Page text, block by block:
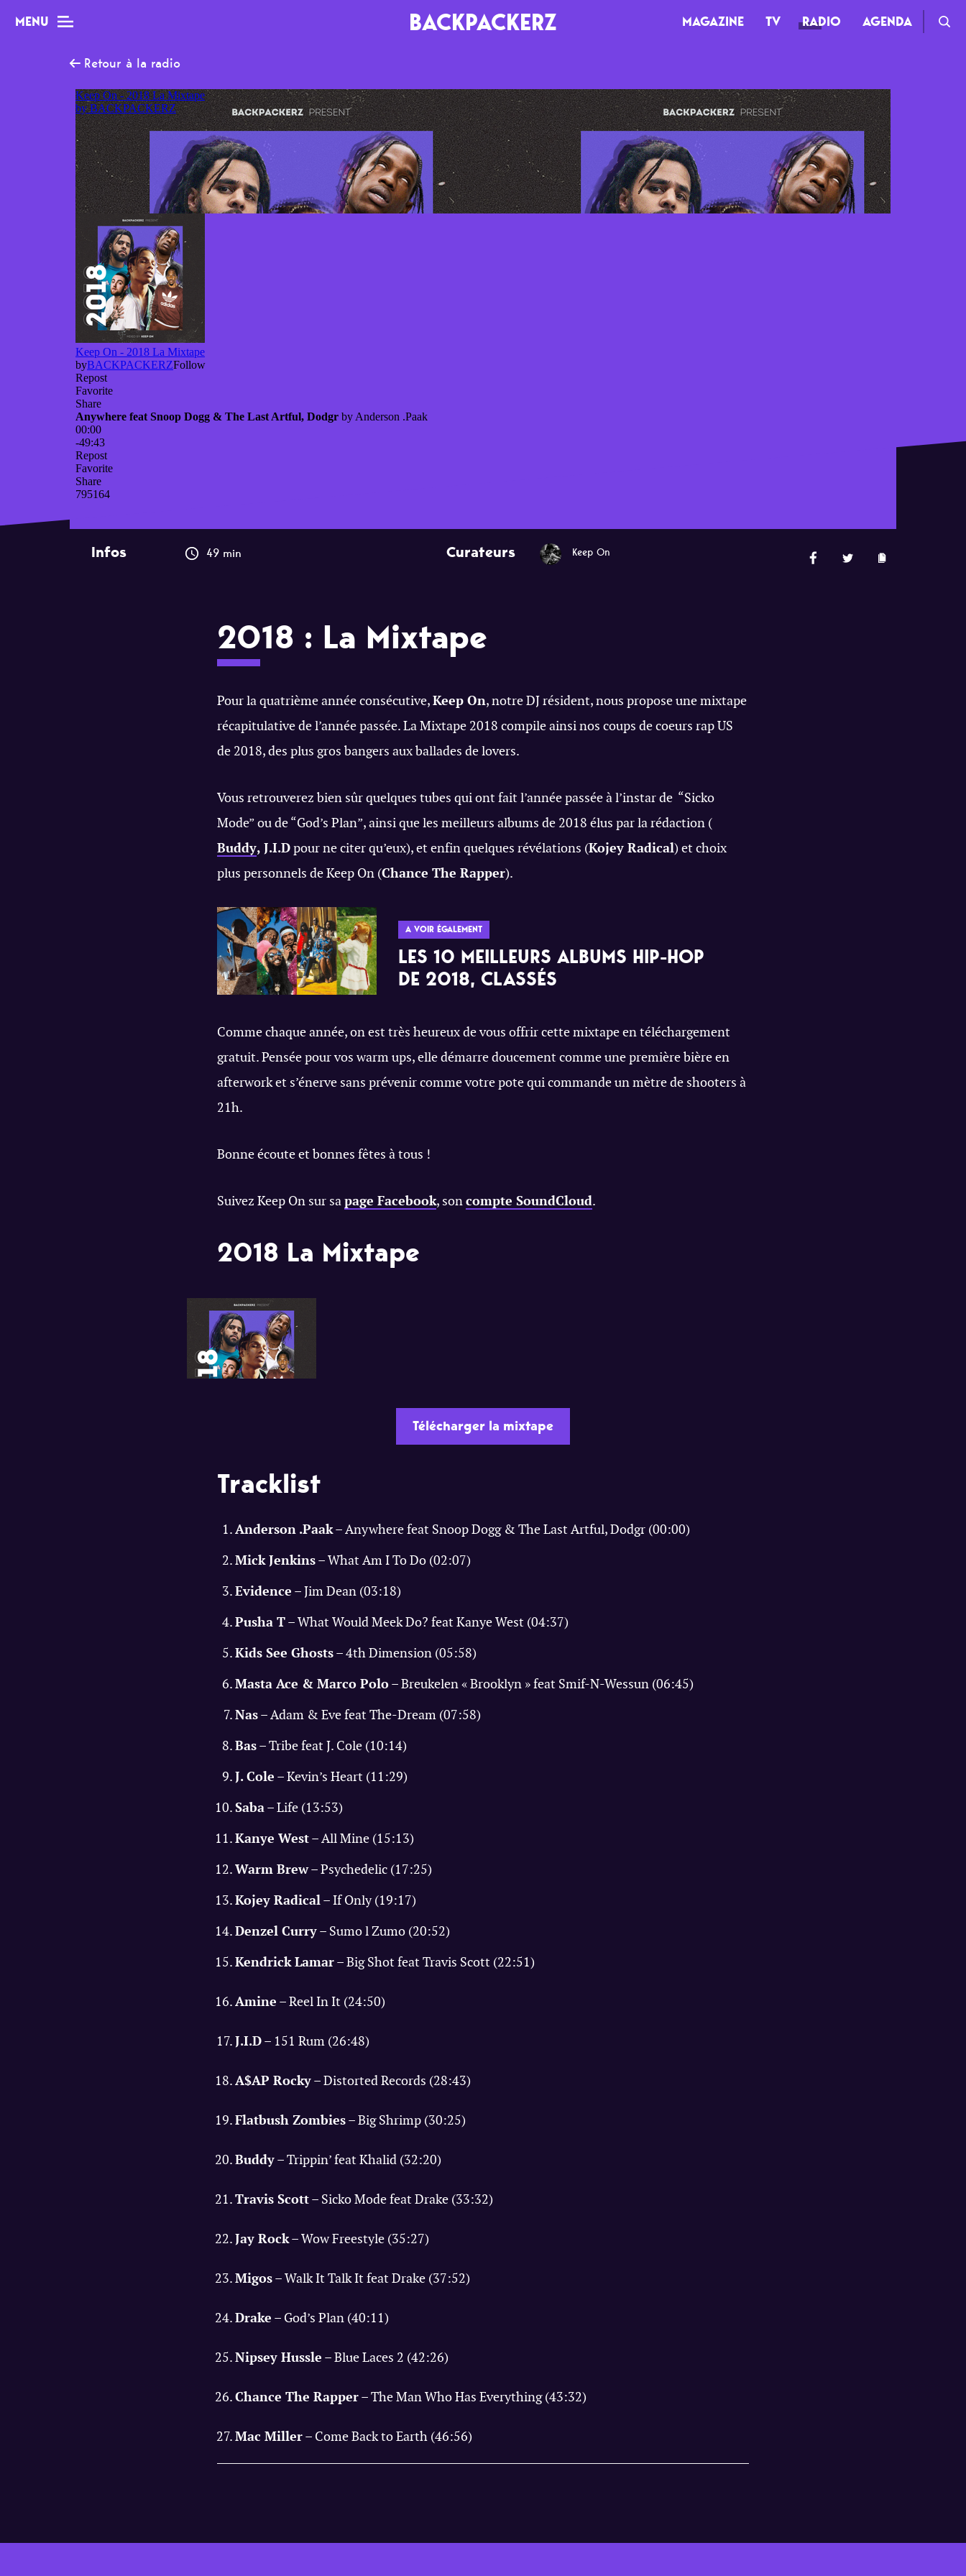
MENU BACKPACKERZ MAGAZINE TV RADIO AGENDA
MAG
Dossiers
Tops
Interviews
Chroniques
Sorties
Newsletter
AGENDA
Paris
Festivals
RADIO
Playlists
Podcasts
Mixes
TV
Clips
Live
Documentaires
Retour à la radio
Infos 49 min Curateurs Keep On
2018 : La Mixtape
Pour la quatrième année consécutive,Keep On, notre DJ résident, nous propose une mixtape
récapitulative de l’année passée. La Mixtape 2018 compile ainsi nos coups de coeurs rap US
de 2018, des plus gros bangers aux ballades de lovers.
Vous retrouverez bien sûr quelques tubes qui ont fait l’année passée à l’instar de “Sicko
Mode” ou de “God’s Plan”, ainsi que les meilleurs albums de 2018 élus par la rédaction (
Buddy, J.I.Dpour ne citer qu’eux), et enfin quelques révélations (Kojey Radical) et choix
plus personnels de Keep On (Chance The Rapper).
A VOIR ÉGALEMENT
LES 10 MEILLEURS ALBUMS HIP-HOP
DE 2018, CLASSÉS
Comme chaque année, on est très heureux de vous offrir cette mixtape en téléchargement
gratuit. Pensée pour vos warm ups, elle démarre doucement comme une première bière en
afterwork et s’énerve sans prévenir comme votre pote qui commande un mètre de shooters à
21h.
Bonne écoute et bonnes fêtes à tous !
Suivez Keep On sur sa page Facebook, son compte SoundCloud.
2018 La Mixtape
Télécharger la mixtape
Tracklist
Anderson .Paak– Anywhere feat Snoop Dogg & The Last Artful, Dodgr (00:00)
Mick Jenkins– What Am I To Do (02:07)
Evidence – Jim Dean (03:18)
Pusha T– What Would Meek Do? feat Kanye West (04:37)
Kids See Ghosts– 4th Dimension (05:58)
Masta Ace & Marco Polo– Breukelen « Brooklyn » feat Smif-N-Wessun (06:45)
Nas– Adam & Eve feat The-Dream (07:58)
Bas– Tribe feat J. Cole (10:14)
J. Cole – Kevin’s Heart (11:29)
Saba – Life (13:53)
Kanye West– All Mine (15:13)
Warm Brew– Psychedelic (17:25)
Kojey Radical – If Only (19:17)
Denzel Curry– Sumo l Zumo (20:52)
Kendrick Lamar– Big Shot feat Travis Scott (22:51)
Amine – Reel In It (24:50)
J.I.D– 151 Rum (26:48)
A$AP Rocky– Distorted Records (28:43)
Flatbush Zombies– Big Shrimp (30:25)
Buddy– Trippin’ feat Khalid (32:20)
Travis Scott– Sicko Mode feat Drake (33:32)
Jay Rock– Wow Freestyle (35:27)
Migos– Walk It Talk It feat Drake (37:52)
Drake – God’s Plan (40:11)
Nipsey Hussle – Blue Laces 2 (42:26)
Chance The Rapper– The Man Who Has Everything (43:32)
Mac Miller– Come Back to Earth (46:56)